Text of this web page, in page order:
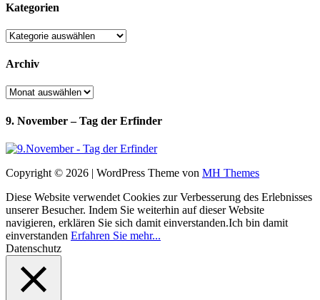
Kategorien
Kategorien
Archiv
Archiv
9. November – Tag der Erfinder
Copyright © 2026 | WordPress Theme von MH Themes
Diese Website verwendet Cookies zur Verbesserung des Erlebnisses
unserer Besucher. Indem Sie weiterhin auf dieser Website
navigieren, erklären Sie sich damit einverstanden.Ich bin damit
einverstanden Erfahren Sie mehr...
Datenschutz